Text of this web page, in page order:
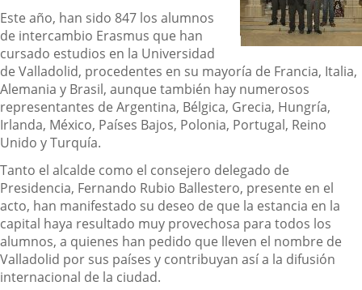
Este año, han sido 847 los alumnos
de intercambio Erasmus que han
cursado estudios en la Universidad
de Valladolid, procedentes en su mayoría de Francia, Italia,
Alemania y Brasil, aunque también hay numerosos
representantes de Argentina, Bélgica, Grecia, Hungría,
Irlanda, México, Países Bajos, Polonia, Portugal, Reino
Unido y Turquía.
Tanto el alcalde como el consejero delegado de
Presidencia, Fernando Rubio Ballestero, presente en el
acto, han manifestado su deseo de que la estancia en la
capital haya resultado muy provechosa para todos los
alumnos, a quienes han pedido que lleven el nombre de
Valladolid por sus países y contribuyan así a la difusión
internacional de la ciudad.